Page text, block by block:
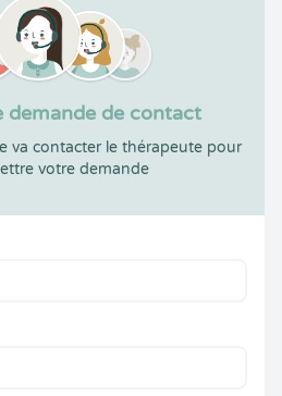
demande de contact
va contacter le thérapeute pour
votre demande